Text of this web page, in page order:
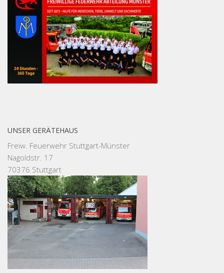
UNSER GERÄTEHAUS
Freiw. Feuerwehr Stuttgart-Münster
Nagoldstr. 17
70376 Stuttgart